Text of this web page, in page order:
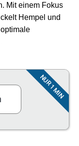
Mit einem Fokus
Hempel und
NUR 1 MIN